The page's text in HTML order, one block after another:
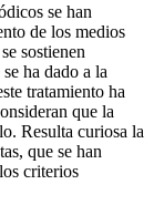
se han
de los medios
sostienen
ha dado a la
tratamiento ha
que la
Resulta curiosa la
que se han
criterios